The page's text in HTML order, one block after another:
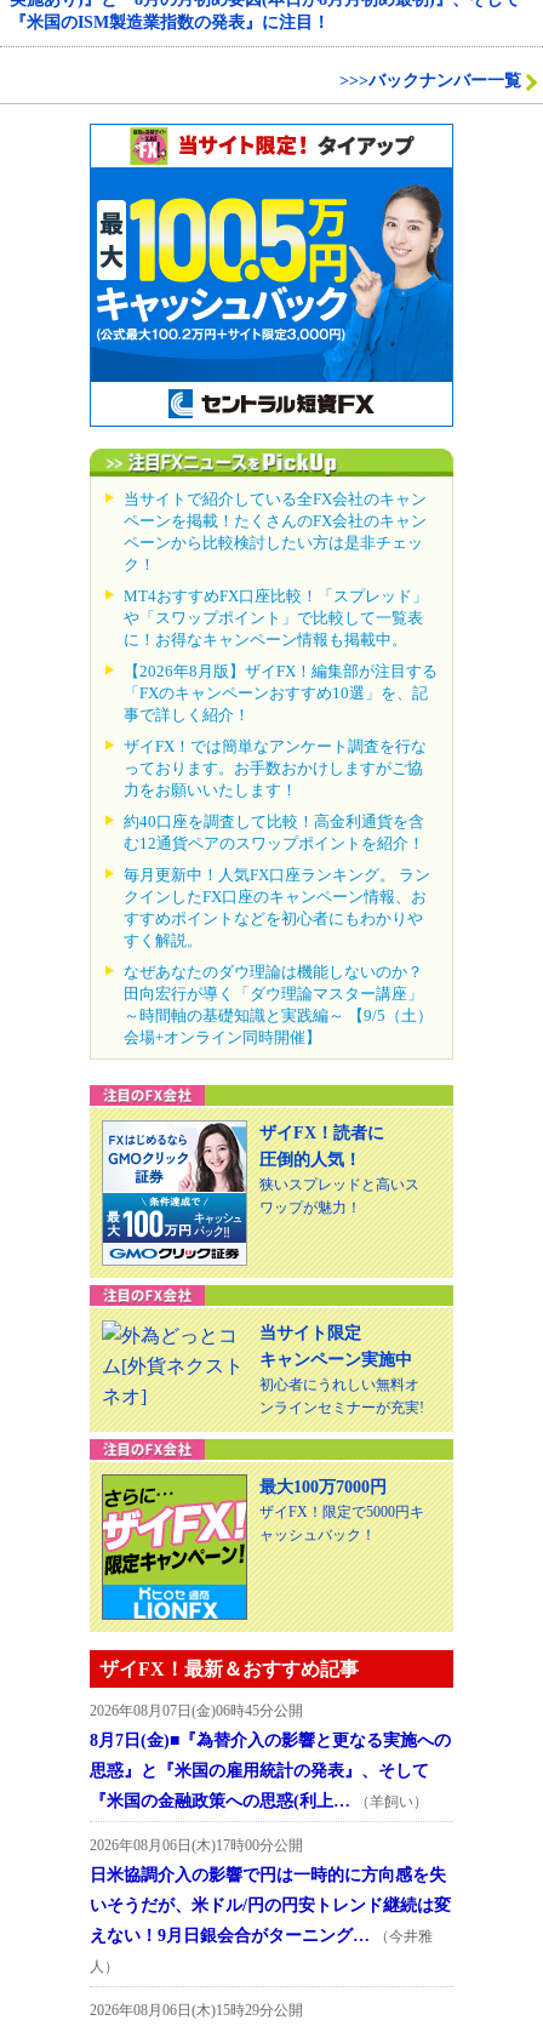
『米国のISM製造業指数の発表』に注目！
>>>バックナンバー一覧
当サイトで紹介している全FX会社のキャン
ペーンを掲載！たくさんのFX会社のキャン
ペーンから比較検討したい方は是非チェッ
ク！
MT4おすすめFX口座比較！「スプレッド」
や「スワップポイント」で比較して一覧表
に！お得なキャンペーン情報も掲載中。
【2026年8月版】ザイFX！編集部が注目する
「FXのキャンペーンおすすめ10選」を、記
事で詳しく紹介！
ザイFX！では簡単なアンケート調査を行な
っております。お手数おかけしますがご協
力をお願いいたします！
約40口座を調査して比較！高金利通貨を含
む12通貨ペアのスワップポイントを紹介！
毎月更新中！人気FX口座ランキング。 ラン
クインしたFX口座のキャンペーン情報、お
すすめポイントなどを初心者にもわかりや
すく解説。
なぜあなたのダウ理論は機能しないのか？
田向宏行が導く「ダウ理論マスター講座」
～時間軸の基礎知識と実践編～ 【9/5（土）
会場+オンライン同時開催】
ザイFX！読者に
圧倒的人気！
狭いスプレッドと高いス
ワップが魅力！
当サイト限定
キャンペーン実施中
初心者にうれしい無料オ
ンラインセミナーが充実!
最大100万7000円
ザイFX！限定で5000円キ
ャッシュバック！
ザイFX！最新＆おすすめ記事
2026年08月07日(金)06時45分公開
8月7日(金)■『為替介入の影響と更なる実施への
思惑』と『米国の雇用統計の発表』、そして
『米国の金融政策への思惑(利上…
（羊飼い）
2026年08月06日(木)17時00分公開
日米協調介入の影響で円は一時的に方向感を失
いそうだが、米ドル/円の円安トレンド継続は変
えない！9月日銀会合がターニング…
（今井雅
人）
2026年08月06日(木)15時29分公開